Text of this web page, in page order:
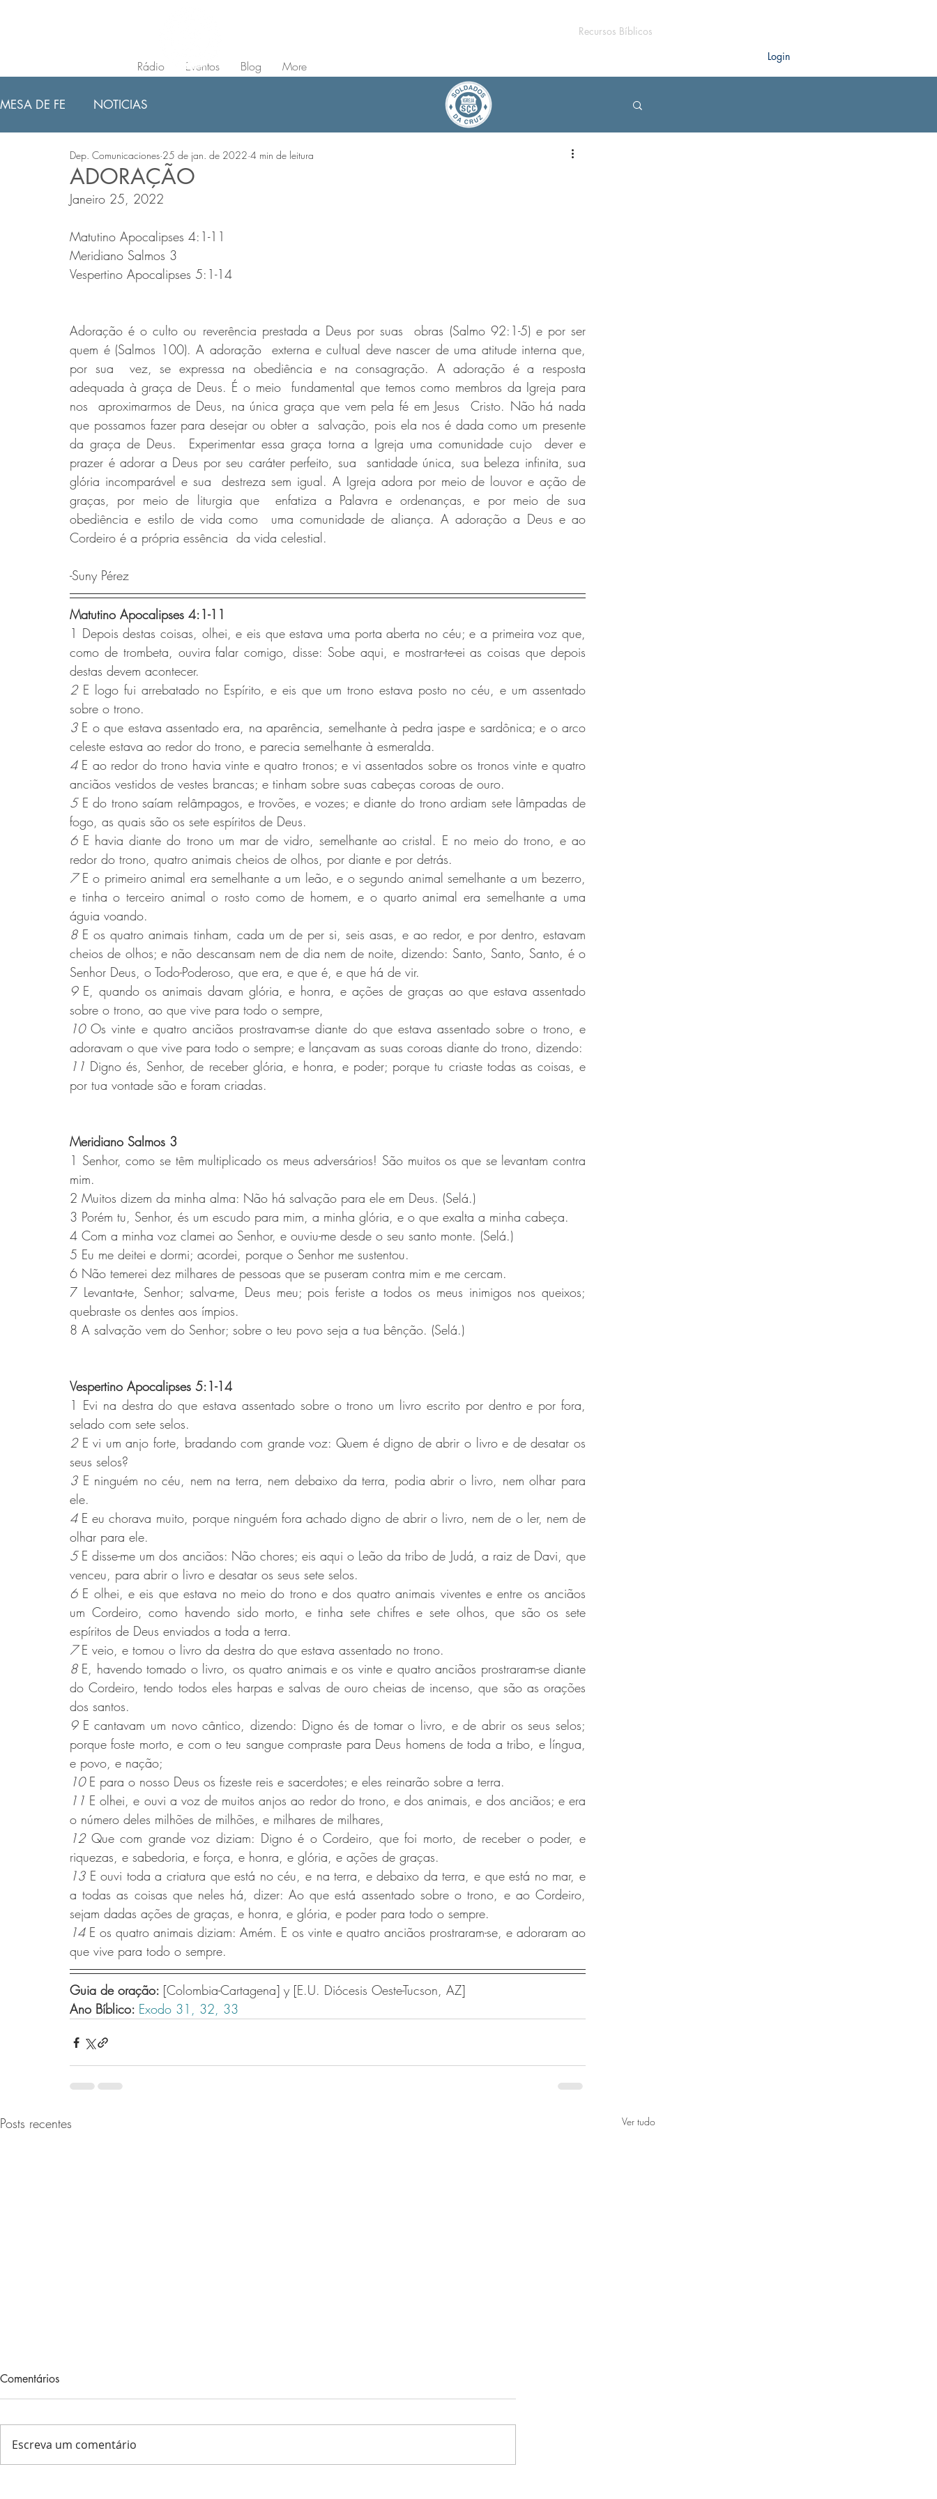
Recursos Bíblicos
MESA DE FE NOTICIAS
ADORAÇÃO
Dep. Comunicaciones 25 de jan. de 2022 4 min de leitura
Janeiro 25, 2022
Matutino Apocalipses 4:1-11
Meridiano Salmos 3
Vespertino Apocalipses 5:1-14
Adoração é o culto ou reverência prestada a Deus por suas  obras (Salmo 92:1-5) e por ser
quem é (Salmos 100). A adoração  externa e cultual deve nascer de uma atitude interna que,
por sua  vez, se expressa na obediência e na consagração. A adoração é a resposta
adequada à graça de Deus. É o meio  fundamental que temos como membros da Igreja para
nos  aproximarmos de Deus, na única graça que vem pela fé em Jesus  Cristo. Não há nada
que possamos fazer para desejar ou obter a  salvação, pois ela nos é dada como um presente
da graça de Deus.  Experimentar essa graça torna a Igreja uma comunidade cujo  dever e
prazer é adorar a Deus por seu caráter perfeito, sua  santidade única, sua beleza infinita, sua
glória incomparável e sua  destreza sem igual. A Igreja adora por meio de louvor e ação de
graças, por meio de liturgia que  enfatiza a Palavra e ordenanças, e por meio de sua
obediência e estilo de vida como  uma comunidade de aliança. A adoração a Deus e ao
Cordeiro é a própria essência  da vida celestial.
-Suny Pérez
Matutino Apocalipses 4:1-11
1 Depois destas coisas, olhei, e eis que estava uma porta aberta no céu; e a primeira voz que,
como de trombeta, ouvira falar comigo, disse: Sobe aqui, e mostrar-te-ei as coisas que depois
destas devem acontecer.
2 E logo fui arrebatado no Espírito, e eis que um trono estava posto no céu, e um assentado
sobre o trono.
3 E o que estava assentado era, na aparência, semelhante à pedra jaspe e sardônica; e o arco
celeste estava ao redor do trono, e parecia semelhante à esmeralda.
4 E ao redor do trono havia vinte e quatro tronos; e vi assentados sobre os tronos vinte e quatro
anciãos vestidos de vestes brancas; e tinham sobre suas cabeças coroas de ouro.
5 E do trono saíam relâmpagos, e trovões, e vozes; e diante do trono ardiam sete lâmpadas de
fogo, as quais são os sete espíritos de Deus.
6 E havia diante do trono um mar de vidro, semelhante ao cristal. E no meio do trono, e ao
redor do trono, quatro animais cheios de olhos, por diante e por detrás.
7 E o primeiro animal era semelhante a um leão, e o segundo animal semelhante a um bezerro,
e tinha o terceiro animal o rosto como de homem, e o quarto animal era semelhante a uma
águia voando.
8 E os quatro animais tinham, cada um de per si, seis asas, e ao redor, e por dentro, estavam
cheios de olhos; e não descansam nem de dia nem de noite, dizendo: Santo, Santo, Santo, é o
Senhor Deus, o Todo-Poderoso, que era, e que é, e que há de vir.
9 E, quando os animais davam glória, e honra, e ações de graças ao que estava assentado
sobre o trono, ao que vive para todo o sempre,
10 Os vinte e quatro anciãos prostravam-se diante do que estava assentado sobre o trono, e
adoravam o que vive para todo o sempre; e lançavam as suas coroas diante do trono, dizendo:
11 Digno és, Senhor, de receber glória, e honra, e poder; porque tu criaste todas as coisas, e
por tua vontade são e foram criadas.
Meridiano Salmos 3
1 Senhor, como se têm multiplicado os meus adversários! São muitos os que se levantam contra
mim.
2 Muitos dizem da minha alma: Não há salvação para ele em Deus. (Selá.)
3 Porém tu, Senhor, és um escudo para mim, a minha glória, e o que exalta a minha cabeça.
4 Com a minha voz clamei ao Senhor, e ouviu-me desde o seu santo monte. (Selá.)
5 Eu me deitei e dormi; acordei, porque o Senhor me sustentou.
6 Não temerei dez milhares de pessoas que se puseram contra mim e me cercam.
7 Levanta-te, Senhor; salva-me, Deus meu; pois feriste a todos os meus inimigos nos queixos;
quebraste os dentes aos ímpios.
8 A salvação vem do Senhor; sobre o teu povo seja a tua bênção. (Selá.)
Vespertino Apocalipses 5:1-14
1 Evi na destra do que estava assentado sobre o trono um livro escrito por dentro e por fora,
selado com sete selos.
2 E vi um anjo forte, bradando com grande voz: Quem é digno de abrir o livro e de desatar os
seus selos?
3 E ninguém no céu, nem na terra, nem debaixo da terra, podia abrir o livro, nem olhar para
ele.
4 E eu chorava muito, porque ninguém fora achado digno de abrir o livro, nem de o ler, nem de
olhar para ele.
5 E disse-me um dos anciãos: Não chores; eis aqui o Leão da tribo de Judá, a raiz de Davi, que
venceu, para abrir o livro e desatar os seus sete selos.
6 E olhei, e eis que estava no meio do trono e dos quatro animais viventes e entre os anciãos
um Cordeiro, como havendo sido morto, e tinha sete chifres e sete olhos, que são os sete
espíritos de Deus enviados a toda a terra.
7 E veio, e tomou o livro da destra do que estava assentado no trono.
8 E, havendo tomado o livro, os quatro animais e os vinte e quatro anciãos prostraram-se diante
do Cordeiro, tendo todos eles harpas e salvas de ouro cheias de incenso, que são as orações
dos santos.
9 E cantavam um novo cântico, dizendo: Digno és de tomar o livro, e de abrir os seus selos;
porque foste morto, e com o teu sangue compraste para Deus homens de toda a tribo, e língua,
e povo, e nação;
10 E para o nosso Deus os fizeste reis e sacerdotes; e eles reinarão sobre a terra.
11 E olhei, e ouvi a voz de muitos anjos ao redor do trono, e dos animais, e dos anciãos; e era
o número deles milhões de milhões, e milhares de milhares,
12 Que com grande voz diziam: Digno é o Cordeiro, que foi morto, de receber o poder, e
riquezas, e sabedoria, e força, e honra, e glória, e ações de graças.
13 E ouvi toda a criatura que está no céu, e na terra, e debaixo da terra, e que está no mar, e
a todas as coisas que neles há, dizer: Ao que está assentado sobre o trono, e ao Cordeiro,
sejam dadas ações de graças, e honra, e glória, e poder para todo o sempre.
14 E os quatro animais diziam: Amém. E os vinte e quatro anciãos prostraram-se, e adoraram ao
que vive para todo o sempre.
Guia de oração: [Colombia-Cartagena] y [E.U. Diócesis Oeste-Tucson, AZ]
Ano Bíblico: Exodo 31, 32, 33
Posts recentes Ver tudo
Maio 31, 2022 Pensando em ti,
Eu...
Maio 30, 2022 Algumas pessoas
têm a ver com ...
Comentários
Escreva um comentário
Rádio Eventos Blog More
Login